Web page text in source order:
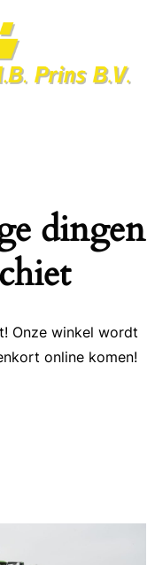
dingen
Onze winkel wordt
online komen!